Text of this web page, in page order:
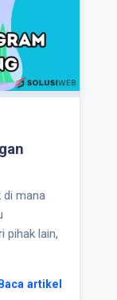
di mana
pihak lain,
Baca artikel